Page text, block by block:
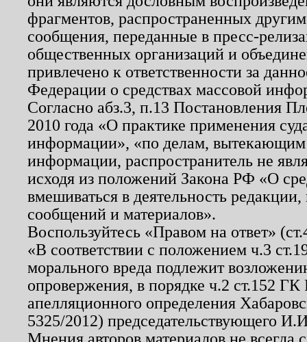
фрагментов, распространенных
сообщения, переданные в пресс-
общественных организаций и
привлечено к ответственности за
Федерации о средствах массовой
Согласно абз.3, п.13 Постановления
2010 года «О практике применения
информации», «по делам, вытекающим
информации, распространитель не
исходя из положений Закона РФ «О
вмешиваться в деятельность
сообщений и материалов».
Воспользуйтесь «Правом на ответ»
«В соответствии с положением ч.3
морального вреда подлежит
опровержения, в порядке ч.2 ст.152
апелляционного определения
5325/2012) председательствующего
Мнения авторов материалов не